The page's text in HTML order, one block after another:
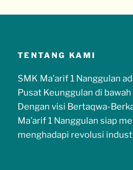
TENTANG KAMI
SMK Ma’arif 1 Nanggulan
Pusat Keunggulan di bawah
Dengan visi Bertaqwa-
Ma’arif 1 Nanggulan siap
menghadapi revolusi